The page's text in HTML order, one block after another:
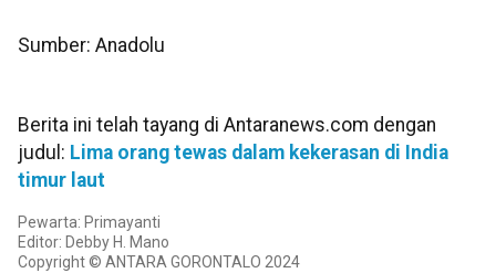
Sumber: Anadolu
Berita ini telah tayang di Antaranews.com dengan
judul: Lima orang tewas dalam kekerasan di India
timur laut
Pewarta: Primayanti
Editor: Debby H. Mano
Copyright © ANTARA GORONTALO 2024